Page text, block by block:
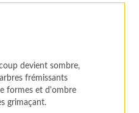
devient sombre,
frémissants
formes et d'ombre
grimaçant.